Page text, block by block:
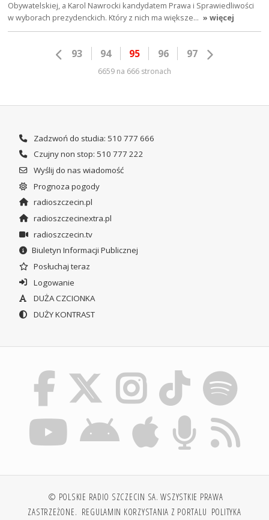
Obywatelskiej, a Karol Nawrocki kandydatem Prawa i Sprawiedliwości
w wyborach prezydenckich. Który z nich ma większe… » więcej
93 94 95 96 97
6659 na 666 stronach
Zadzwoń do studia: 510 777 666
Czujny non stop: 510 777 222
Wyślij do nas wiadomość
Prognoza pogody
radioszczecin.pl
radioszczecinextra.pl
radioszczecin.tv
Biuletyn Informacji Publicznej
Posłuchaj teraz
Logowanie
DUŻA CZCIONKA
DUŻY KONTRAST
© POLSKIE RADIO SZCZECIN SA. WSZYSTKIE PRAWA
ZASTRZEŻONE. REGULAMIN KORZYSTANIA Z PORTALU POLITYKA